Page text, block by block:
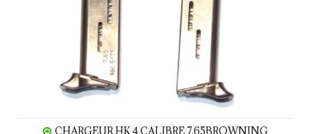
CHARGEUR HK 4 CALIBRE 7.65BROWNING